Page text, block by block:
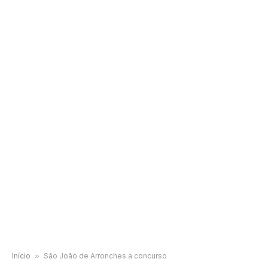
Início » São João de Arronches a concurso